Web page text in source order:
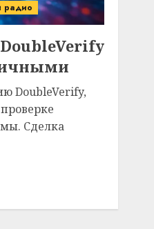
радио
DoubleVerify,
Сделка